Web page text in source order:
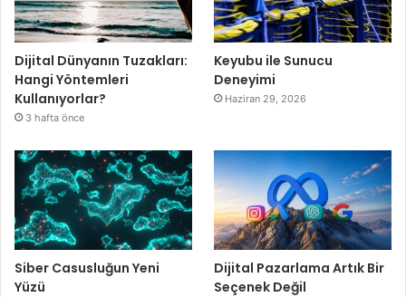
Dijital Dünyanın Tuzakları:
Hangi Yöntemleri
Kullanıyorlar?
3 hafta önce
Keyubu ile Sunucu
Deneyimi
Haziran 29, 2026
Siber Casusluğun Yeni
Yüzü
Dijital Pazarlama Artık Bir
Seçenek Değil